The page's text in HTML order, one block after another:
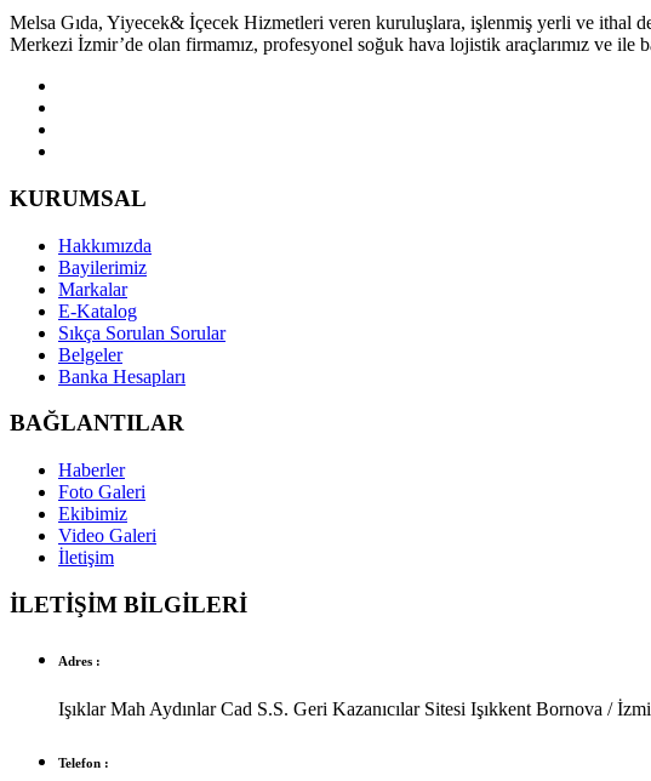
Melsa Gıda, Yiyecek& İçecek Hizmetleri veren kuruluşlara, işlenmiş yerli ve ithal
Merkezi İzmir’de olan firmamız, profesyonel soğuk hava lojistik araçlarımız ve
KURUMSAL
Hakkımızda
Bayilerimiz
Markalar
E-Katalog
Sıkça Sorulan Sorular
Belgeler
Banka Hesapları
BAĞLANTILAR
Haberler
Foto Galeri
Ekibimiz
Video Galeri
İletişim
İLETİŞİM BİLGİLERİ
Adres :
Işıklar Mah Aydınlar Cad S.S. Geri Kazanıcılar Sitesi Işıkkent Bornova /
Telefon :